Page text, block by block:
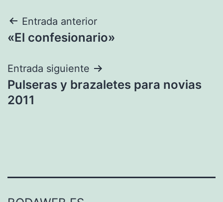
Navegación
de
entradas
Entrada anterior
«El confesionario»
Entrada siguiente
Pulseras y brazaletes para novias
2011